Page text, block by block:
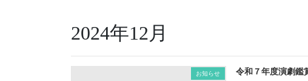
2024年12月
お知らせ 令和７年度演劇鑑